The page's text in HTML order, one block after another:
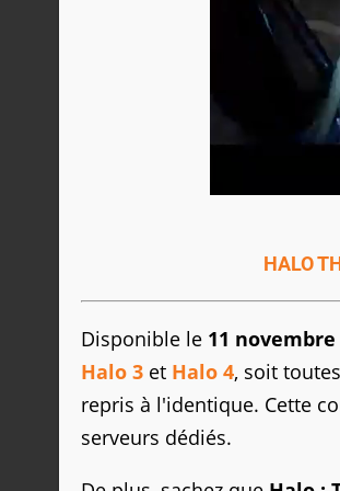
HALO
Disponible le 11
Halo 3 et Halo 4, soit
repris à l'identique. Cette
serveurs dédiés.